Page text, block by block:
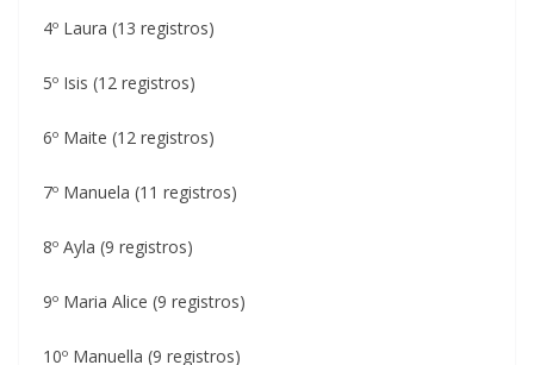
4º Laura (13 registros)
5º Isis (12 registros)
6º Maite (12 registros)
7º Manuela (11 registros)
8º Ayla (9 registros)
9º Maria Alice (9 registros)
10º Manuella (9 registros)